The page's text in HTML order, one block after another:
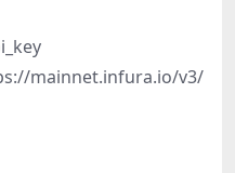
mainnet.infura.io/v3/